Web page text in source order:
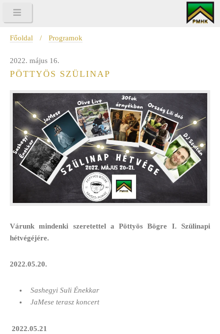
Főoldal / Programok
2022. május 16.
PÖTTYÖS SZÜLINAP
Várunk mindenki szeretettel a Pöttyös Bögre I. Szülinapi
hétvégéjére.
2022.05.20.
Sashegyi Suli Énekkar
JaMese terasz koncert
2022.05.21